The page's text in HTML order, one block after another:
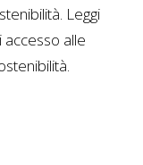
a integrare i
(ESG)
operativi e